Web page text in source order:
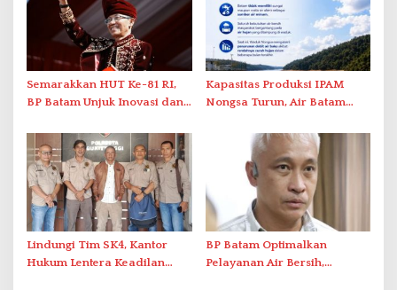
Semarakkan HUT Ke-81 RI,
BP Batam Unjuk Inovasi dan
Pawai Pembangunan
Kapasitas Produksi IPAM
Nongsa Turun, Air Batam
Lindungi Tim SK4, Kantor
Hukum Lentera Keadilan
BP Batam Optimalkan
Pelayanan Air Bersih,